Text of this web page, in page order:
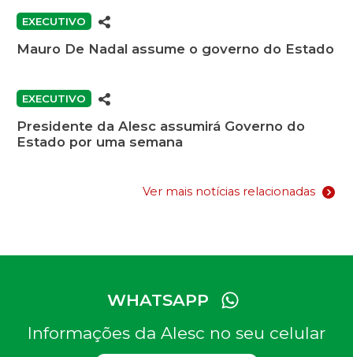
EXECUTIVO
Mauro De Nadal assume o governo do Estado
EXECUTIVO
Presidente da Alesc assumirá Governo do
Estado por uma semana
Ver mais notícias relacionadas
WHATSAPP
Informações da Alesc no seu celular